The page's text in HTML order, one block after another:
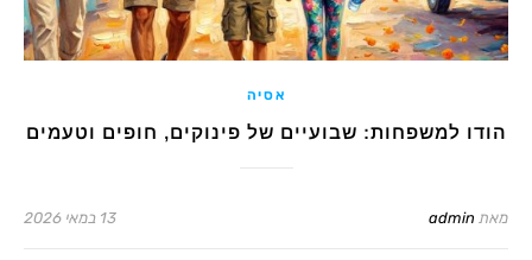
אסיה
הודו למשפחות: שבועיים של פינוקים, חופים וטעמים
מאת admin 13 במאי 2026